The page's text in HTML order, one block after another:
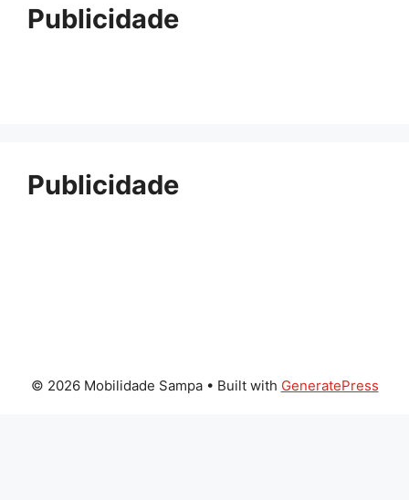
Publicidade
Publicidade
© 2026 Mobilidade Sampa• Built with GeneratePress